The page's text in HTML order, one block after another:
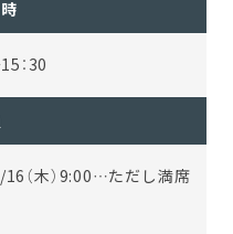
：30
（木）9:00…ただし満席